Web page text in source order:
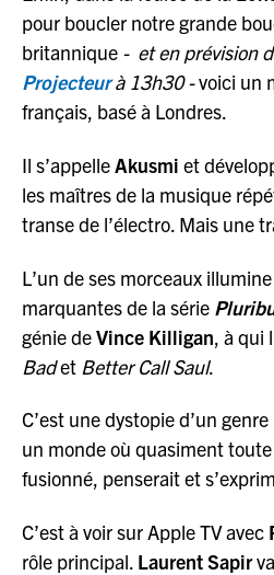
pour boucler notre grande
britannique - et en prévision
Projecteurà 13h30 -voici un
français, basé à Londres.
Il s’appelleAkusmi et
les maîtres de la musique
transe de l’électro. Mais une
L’un de ses morceaux
marquantes de la série
génie deVince Killigan , à
Badet Better Call Saul.
C’est une dystopie d’un
un monde où quasiment
fusionné, penserait et
C’est à voir sur Apple TV avec
rôle principal. Laurent Sapir